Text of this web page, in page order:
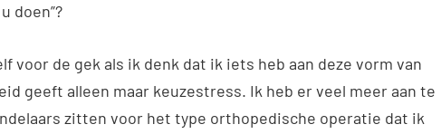
doen”?
voor de gek als ik denk dat ik iets heb aan deze vorm van
geeft alleen maar keuzestress. Ik heb er veel meer aan te
zitten voor het type orthopedische operatie dat ik